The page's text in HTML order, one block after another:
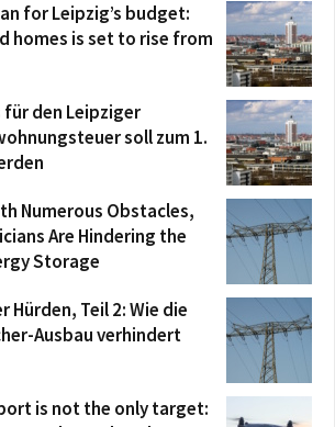
for Leipzig’s budget:
homes is set to rise from
für den Leipziger
soll zum 1.
Numerous Obstacles,
Are Hindering the
Storage
Hürden, Teil 2: Wie die
Ausbau verhindert
is not the only target: